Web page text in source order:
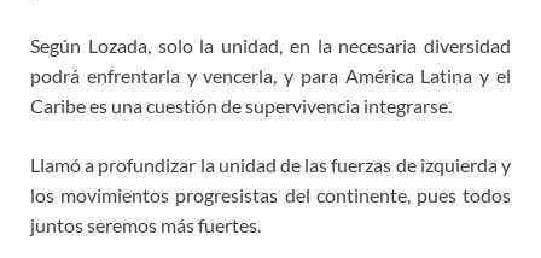
Según Lozada, solo la unidad, en la necesaria diversidad
podrá enfrentarla y vencerla, y para América Latina y el
Caribe es una cuestión de supervivencia integrarse.
Llamó a profundizar la unidad de las fuerzas de izquierda y
los movimientos progresistas del continente, pues todos
juntos seremos más fuertes.